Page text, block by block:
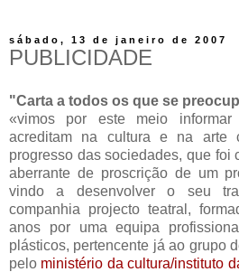
sábado, 13 de janeiro de 2007
PUBLICIDADE
"Carta a todos os que se
«vimos por este meio
acreditam na cultura e na arte
progresso das sociedades, que foi
aberrante de proscrição de um
vindo a desenvolver o seu
companhia projecto teatral,
anos por uma equipa
plásticos, pertencente já ao grupo
pelo ministério da cultura/instituto